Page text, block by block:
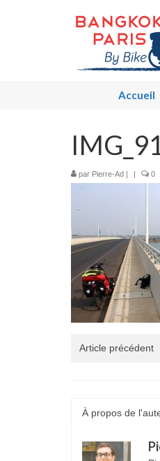
Accueil
par Pierre-Ad | | 0
Article précédent
À propos de